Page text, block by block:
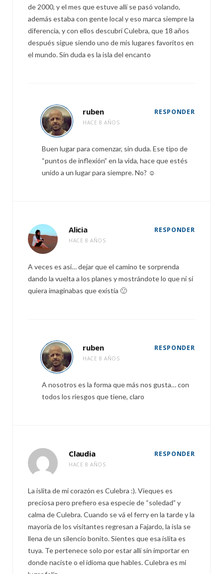
de 2000, y el mes que estuve allí se pasó volando,
además estaba con gente local y eso marca siempre la
diferencia, y con ellos descubrí Culebra, que 18 años
después sigue siendo uno de mis lugares favoritos en
el mundo. Sin duda es la isla del encanto
ruben
HACE 8 AÑOS
RESPONDER
Buen lugar para comenzar, sin duda. Ese tipo de
“puntos de inflexión” en la vida, hace que estés
unido a un lugar para siempre. No? ☺️
Alicia
HACE 8 AÑOS
RESPONDER
A veces es así… dejar que el camino te sorprenda
dando la vuelta a los planes y mostrándote lo que ni si
quiera imaginabas que existía 🙂
ruben
HACE 8 AÑOS
RESPONDER
A nosotros es la forma que más nos gusta… con
todos los riesgos que tiene, claro
Claudia
HACE 8 AÑOS
RESPONDER
La islita de mi corazón es Culebra :). Vieques es
preciosa pero prefiero esa especie de “soledad” y
calma de Culebra. Cuando se vá el ferry en la tarde y la
mayoría de los visitantes regresan a Fajardo, la isla se
llena de un silencio bonito. Sientes que esa islita es
tuya. Te pertenece solo por estar allí sin importar en
donde naciste o el idioma que hables. Culebra es mi